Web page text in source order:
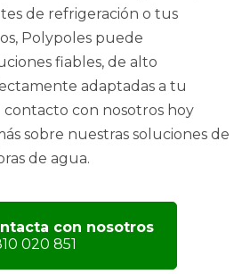
de refrigeración o tus
Polypoles puede
fiables, de alto
adaptadas a tu
contacto con nosotros hoy
sobre nuestras soluciones de
de agua.
con nosotros
020 851